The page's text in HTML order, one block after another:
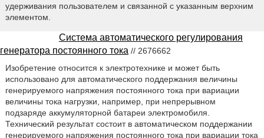
удерживания пользователем и связанной с указанным верхним
элементом.
Система автоматического регулирования
генератора постоянного тока // 2676662
Изобретение относится к электротехнике и может быть
использовано для автоматического поддержания величины
генерируемого напряжения постоянного тока при вариации
величины тока нагрузки, например, при непрерывном
подзаряде аккумуляторной батареи электромобиля.
Технический результат состоит в автоматическом поддержании
генерируемого напряжения постоянного тока при вариации тока